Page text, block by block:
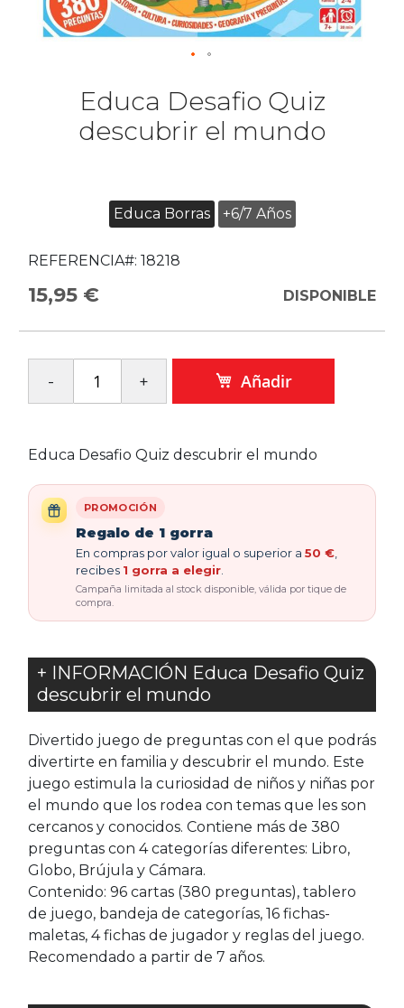
Educa Desafio Quiz
descubrir el mundo
Educa Borras +6/7 Años
REFERENCIA#: 18218
15,95 € DISPONIBLE
Añadir
Educa Desafio Quiz descubrir el mundo
PROMOCIÓN
Regalo de 1 gorra
En compras por valor igual o superior a 50 €
recibes 1 gorra a elegir
Campaña limitada al stock disponible, válida por tique de
compra.
+ INFORMACIÓN Educa Desafio Quiz
descubrir el mundo
Divertido juego de preguntas con el que podrás
divertirte en familia y descubrir el mundo. Este
juego estimula la curiosidad de niños y niñas por
el mundo que los rodea con temas que les son
cercanos y conocidos. Contiene más de 380
preguntas con 4 categorías diferentes: Libro,
Globo, Brújula y Cámara.
Contenido: 96 cartas (380 preguntas), tablero
de juego, bandeja de categorías, 16 fichas-
maletas, 4 fichas de jugador y reglas del juego.
Recomendado a partir de 7 años.